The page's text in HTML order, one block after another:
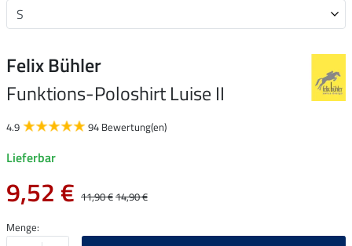
Felix Bühler
Funktions-Poloshirt Luise II
4.9 94 Bewertung(en)
Lieferbar
9,52 € 11,90 €14,90 €
Menge: